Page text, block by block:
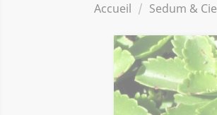
Accueil Sedum & Cie